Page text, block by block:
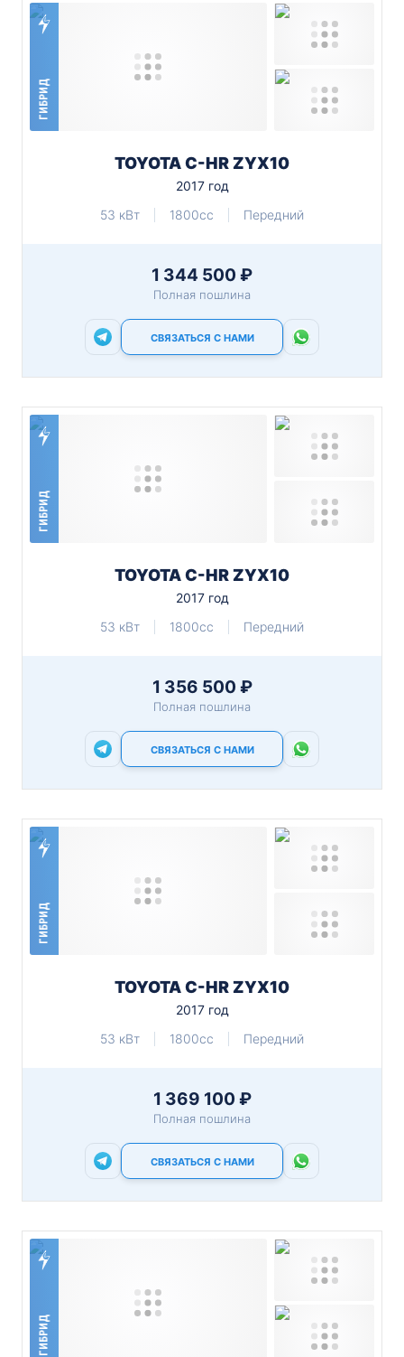
ГИБРИД
TOYOTA C-HR ZYX10
2017 год
53 кВт
1800cc Передний
1 344 500 ₽
Полная пошлина
СВЯЗАТЬСЯ С НАМИ
ГИБРИД
TOYOTA C-HR ZYX10
2017 год
53 кВт
1800cc Передний
1 356 500 ₽
Полная пошлина
СВЯЗАТЬСЯ С НАМИ
ГИБРИД
TOYOTA C-HR ZYX10
2017 год
53 кВт
1800cc Передний
1 369 100 ₽
Полная пошлина
СВЯЗАТЬСЯ С НАМИ
ГИБРИД